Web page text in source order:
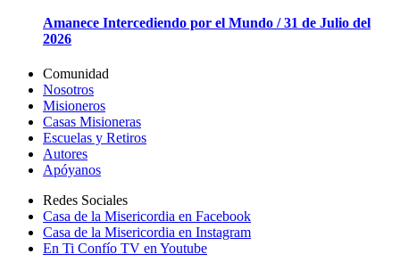
Amanece Intercediendo por el Mundo / 31 de Julio del
2026
Comunidad
Nosotros
Misioneros
Casas Misioneras
Escuelas y Retiros
Autores
Apóyanos
Redes Sociales
Casa de la Misericordia en Facebook
Casa de la Misericordia en Instagram
En Ti Confío TV en Youtube